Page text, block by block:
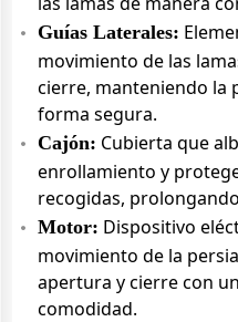
Guías Laterales:
movimiento de las
cierre, manteniendo la
forma segura.
Cajón: Cubierta que
enrollamiento y
recogidas,
Motor: Dispositivo
movimiento de la
apertura y cierre con
comodidad.